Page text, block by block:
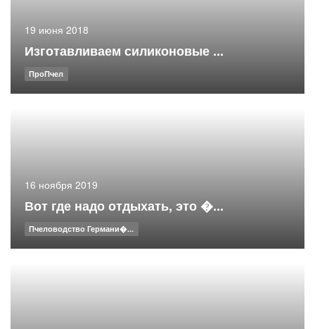
19 июня 2018
Изготавливаем силиконовые ...
ПроПчел
16 ноября 2019
Вот где надо отдыхать, это �...
Пчеловодство Германи�...